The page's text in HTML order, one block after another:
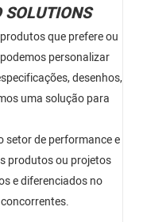
que prefere ou
personalizar
desenhos,
uma solução para
setor de performance e
produtos ou projetos
e diferenciados no